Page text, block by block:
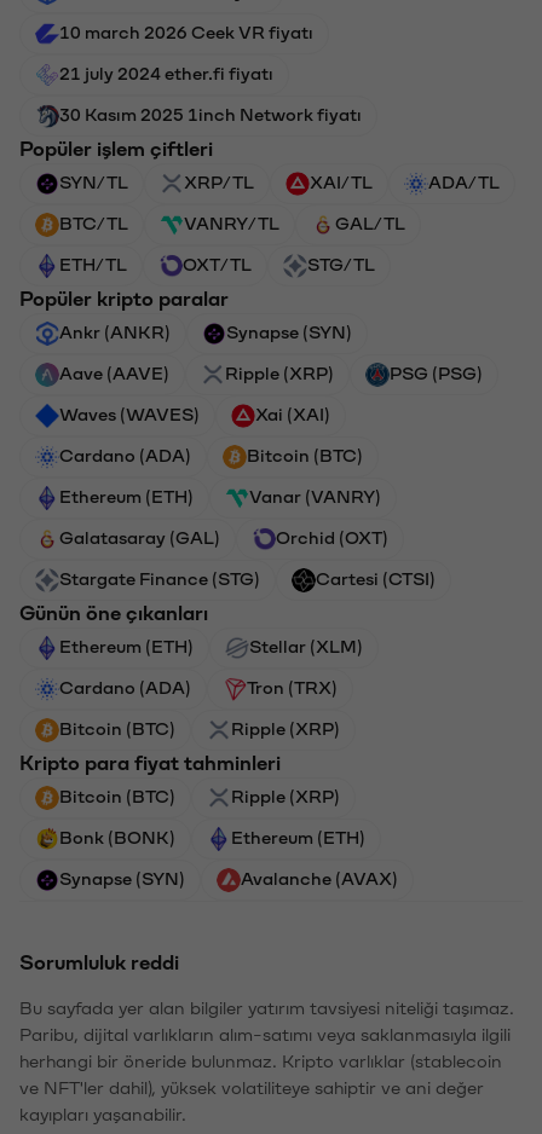
10 march 2026 Ceek VR fiyatı
21 july 2024 ether.fi fiyatı
30 Kasım 2025 1inch Network fiyatı
Popüler işlem çiftleri
SYN/TL XRP/TL XAI/TL ADA/TL
BTC/TL VANRY/TL GAL/TL
ETH/TL OXT/TL STG/TL
Popüler kripto paralar
Ankr (ANKR) Synapse (SYN)
Aave (AAVE) Ripple (XRP) PSG (PSG)
Waves (WAVES) Xai (XAI)
Cardano (ADA) Bitcoin (BTC)
Ethereum (ETH) Vanar (VANRY)
Galatasaray (GAL) Orchid (OXT)
Stargate Finance (STG) Cartesi (CTSI)
Günün öne çıkanları
Ethereum (ETH) Stellar (XLM)
Cardano (ADA) Tron (TRX)
Bitcoin (BTC) Ripple (XRP)
Kripto para fiyat tahminleri
Bitcoin (BTC) Ripple (XRP)
Bonk (BONK) Ethereum (ETH)
Synapse (SYN) Avalanche (AVAX)
Sorumluluk reddi
Bu sayfada yer alan bilgiler yatırım tavsiyesi niteliği taşımaz.
Paribu, dijital varlıkların alım-satımı veya saklanmasıyla ilgili
herhangi bir öneride bulunmaz. Kripto varlıklar (stablecoin
ve NFT'ler dahil), yüksek volatiliteye sahiptir ve ani değer
kayıpları yaşanabilir.